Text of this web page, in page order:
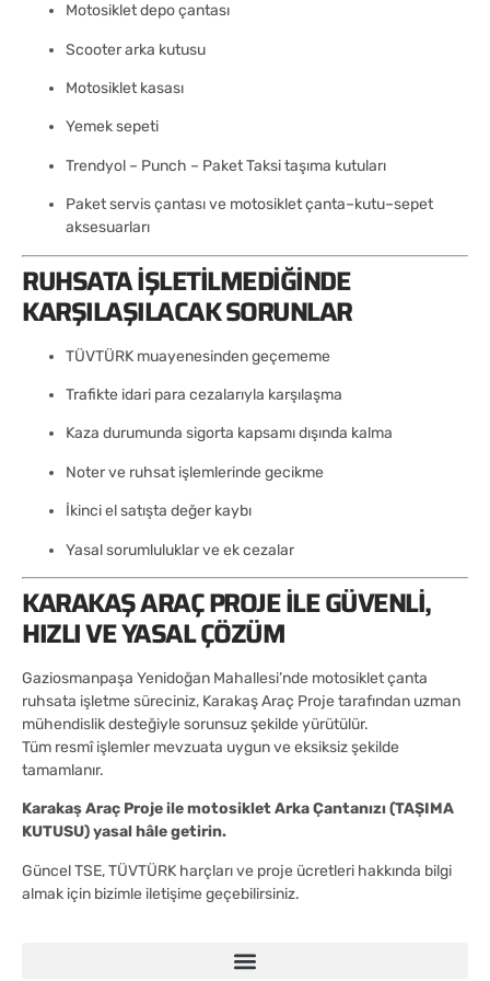
Motosiklet depo çantası
Scooter arka kutusu
Motosiklet kasası
Yemek sepeti
Trendyol – Punch – Paket Taksi taşıma kutuları
Paket servis çantası ve motosiklet çanta–kutu–sepet
aksesuarları
RUHSATA İŞLETILMEDIĞINDE
KARŞILAŞILACAK SORUNLAR
TÜVTÜRK muayenesinden geçememe
Trafikte idari para cezalarıyla karşılaşma
Kaza durumunda sigorta kapsamı dışında kalma
Noter ve ruhsat işlemlerinde gecikme
İkinci el satışta değer kaybı
Yasal sorumluluklar ve ek cezalar
KARAKAŞ ARAÇ PROJE ILE GÜVENLI,
HIZLI VE YASAL ÇÖZÜM
Gaziosmanpaşa Yenidoğan Mahallesi’nde motosiklet çanta
ruhsata işletme süreciniz, Karakaş Araç Proje tarafından uzman
mühendislik desteğiyle sorunsuz şekilde yürütülür.
Tüm resmî işlemler mevzuata uygun ve eksiksiz şekilde
tamamlanır.
Karakaş Araç Proje ile motosiklet Arka Çantanızı (TAŞIMA
KUTUSU) yasal hâle getirin.
Güncel TSE, TÜVTÜRK harçları ve proje ücretleri hakkında bilgi
almak için bizimle iletişime geçebilirsiniz.